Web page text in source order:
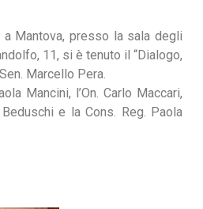
Mantova, presso la sala degli
11, si è tenuto il “Dialogo,
Marcello Pera.
Mancini, l’On. Carlo Maccari,
e la Cons. Reg. Paola